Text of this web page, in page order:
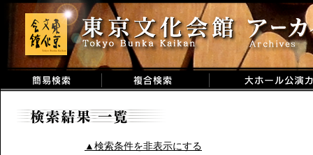
▲検索条件を非表示にする